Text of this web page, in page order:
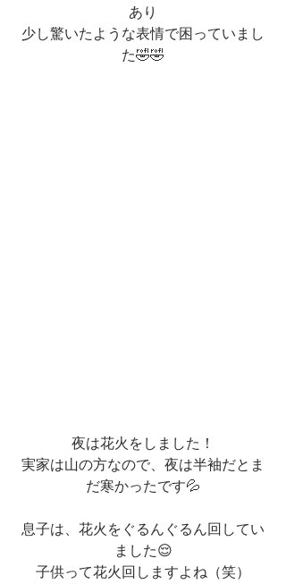
あり
少し驚いたような表情で困っていまし
た🤣🤣
夜は花火をしました！
実家は山の方なので、夜は半袖だとま
だ寒かったです💦
息子は、花火をぐるんぐるん回してい
ました😌
子供って花火回しますよね（笑）